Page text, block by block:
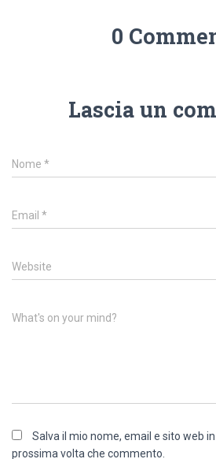
0
Lascia un
Nome *
Email *
Website
What's on your mind?
Salva il mio nome, email e sito web
prossima volta che commento.